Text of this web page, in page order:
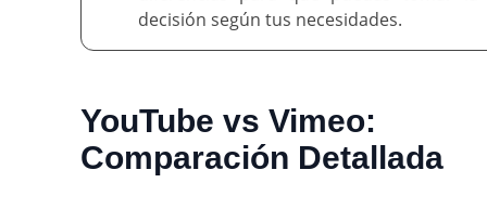
decisión según tus necesidades.
YouTube vs Vimeo:
Comparación Detallada